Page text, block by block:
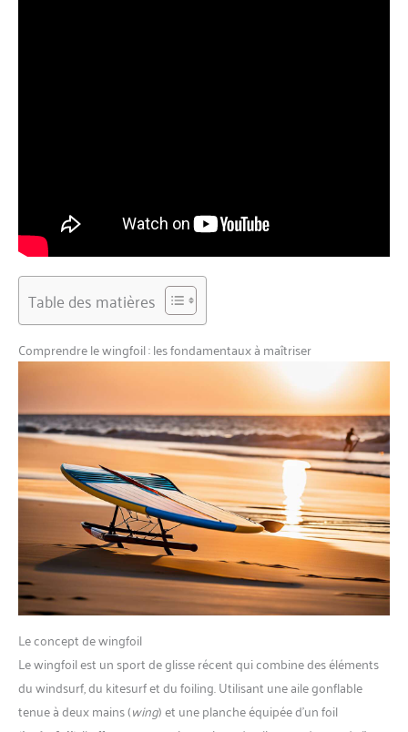
Table des matières
Comprendre le wingfoil : les fondamentaux à maîtriser
Le concept de wingfoil
Le wingfoil est un sport de glisse récent qui combine des éléments
du windsurf, du kitesurf et du foiling. Utilisant une aile gonflable
tenue à deux mains (wing) et une planche équipée d’un foil